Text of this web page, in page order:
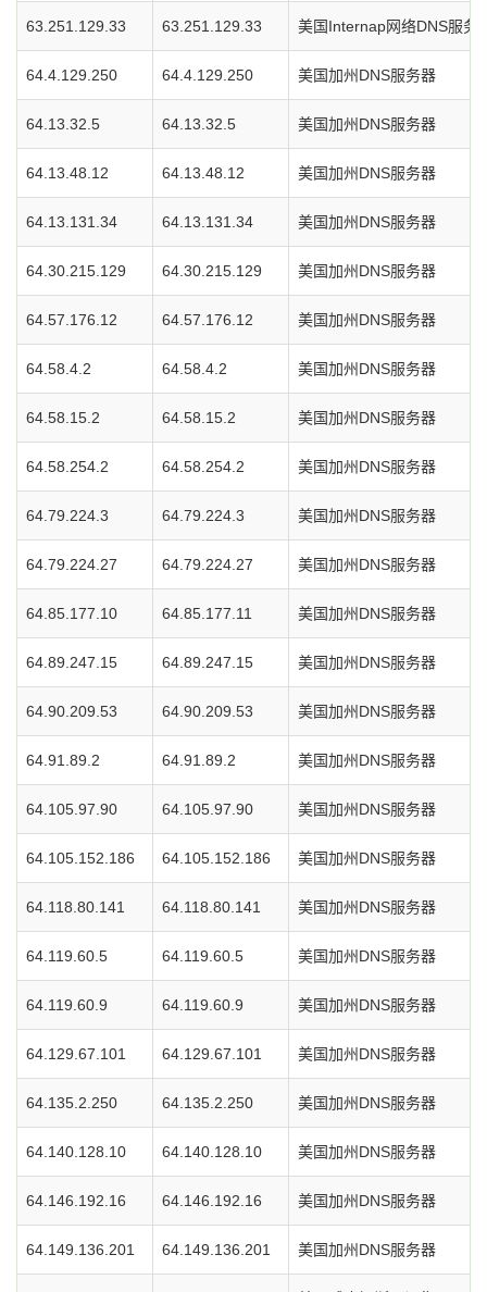
63.251.129.33 63.251.129.33 美国Internap网络DNS服务
64.4.129.250 64.4.129.250 美国加州DNS服务器
64.13.32.5 64.13.32.5 美国加州DNS服务器
64.13.48.12 64.13.48.12 美国加州DNS服务器
64.13.131.34 64.13.131.34 美国加州DNS服务器
64.30.215.129 64.30.215.129 美国加州DNS服务器
64.57.176.12 64.57.176.12 美国加州DNS服务器
64.58.4.2 64.58.4.2 美国加州DNS服务器
64.58.15.2 64.58.15.2 美国加州DNS服务器
64.58.254.2 64.58.254.2 美国加州DNS服务器
64.79.224.3 64.79.224.3 美国加州DNS服务器
64.79.224.27 64.79.224.27 美国加州DNS服务器
64.85.177.10 64.85.177.11 美国加州DNS服务器
64.89.247.15 64.89.247.15 美国加州DNS服务器
64.90.209.53 64.90.209.53 美国加州DNS服务器
64.91.89.2 64.91.89.2 美国加州DNS服务器
64.105.97.90 64.105.97.90 美国加州DNS服务器
64.105.152.186 64.105.152.186 美国加州DNS服务器
64.118.80.141 64.118.80.141 美国加州DNS服务器
64.119.60.5 64.119.60.5 美国加州DNS服务器
64.119.60.9 64.119.60.9 美国加州DNS服务器
64.129.67.101 64.129.67.101 美国加州DNS服务器
64.135.2.250 64.135.2.250 美国加州DNS服务器
64.140.128.10 64.140.128.10 美国加州DNS服务器
64.146.192.16 64.146.192.16 美国加州DNS服务器
64.149.136.201 64.149.136.201 美国加州DNS服务器